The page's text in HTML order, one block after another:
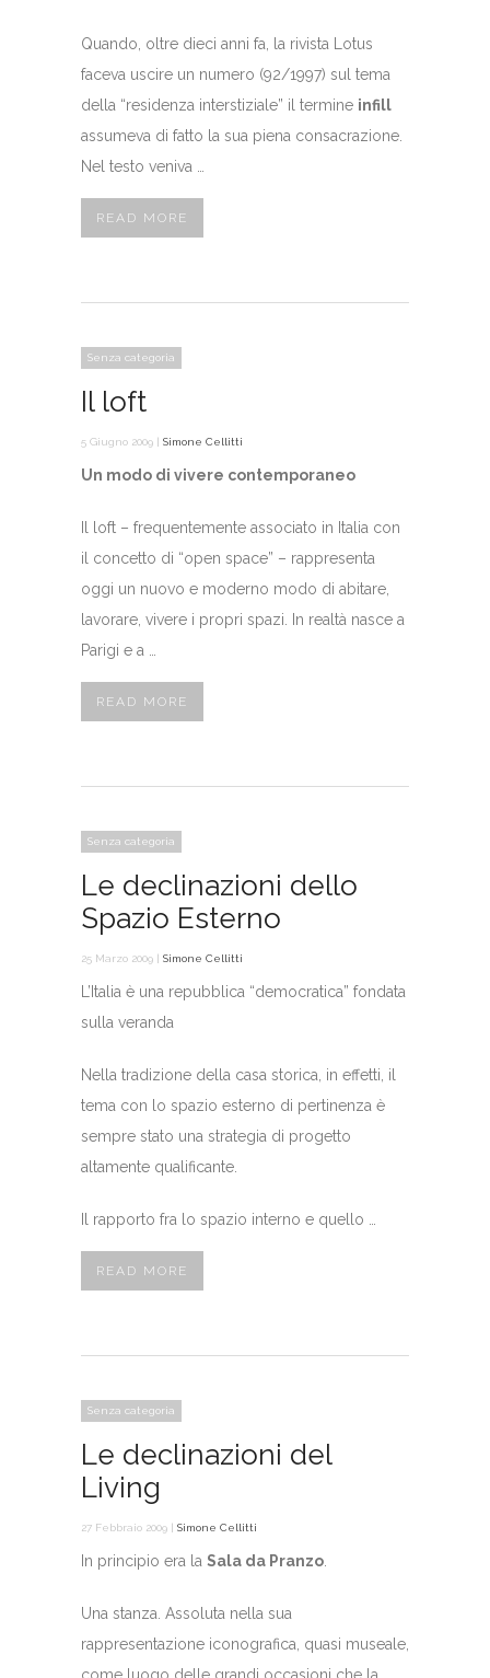
Quando, oltre dieci anni fa, la rivista Lotus
faceva uscire un numero (92/1997) sul tema
della “residenza interstiziale” il termine infill
assumeva di fatto la sua piena consacrazione.
Nel testo veniva …
READ MORE
Senza categoria
Il loft
5 Giugno 2009 | Simone Cellitti
Un modo di vivere contemporaneo
Il loft – frequentemente associato in Italia con
il concetto di “open space” – rappresenta
oggi un nuovo e moderno modo di abitare,
lavorare, vivere i propri spazi. In realtà nasce a
Parigi e a …
READ MORE
Senza categoria
Le declinazioni dello
Spazio Esterno
25 Marzo 2009 | Simone Cellitti
L’Italia è una repubblica “democratica” fondata
sulla veranda
Nella tradizione della casa storica, in effetti, il
tema con lo spazio esterno di pertinenza è
sempre stato una strategia di progetto
altamente qualificante.
Il rapporto fra lo spazio interno e quello …
READ MORE
Senza categoria
Le declinazioni del
Living
27 Febbraio 2009 | Simone Cellitti
In principio era la Sala da Pranzo
Una stanza. Assoluta nella sua
rappresentazione iconografica, quasi museale,